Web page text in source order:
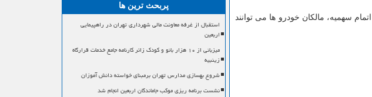
سهمیه، مالكان خودرو ها می توانند
پربحث ترین ها
استقبال از غرفه معاونت مالی شهرداری تهران در راهپیمایی
اربعین
میزبانی از ۱۰ هزار بانو و کودک زائر کارنامه جامع خدمات قرارگاه
زینبیه
شروع بهسازی مدارس تهران برمبنای خواسته دانش آموزان
نشست برنامه ریزی موکب جاماندگان اربعین انجام شد